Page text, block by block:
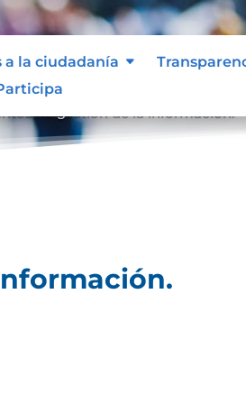
a la ciudadanía